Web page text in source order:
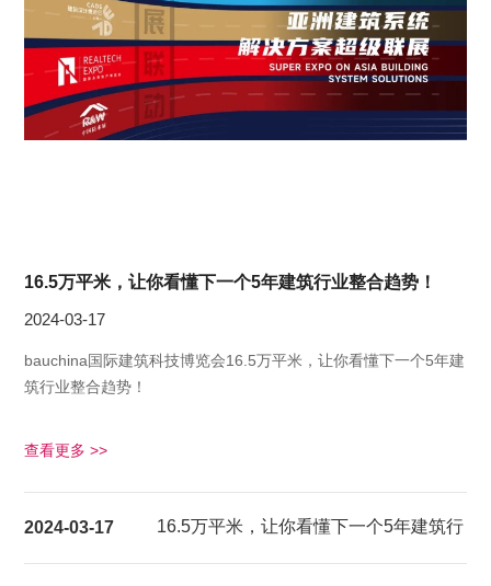
16.5万平米，让你看懂下一个5年建筑行业整合趋势！
2024-03-17
bauchina国际建筑科技博览会16.5万平米，让你看懂下一个5年建
筑行业整合趋势！
查看更多 >>
2024-03-17 16.5万平米，让你看懂下一个5年建筑行